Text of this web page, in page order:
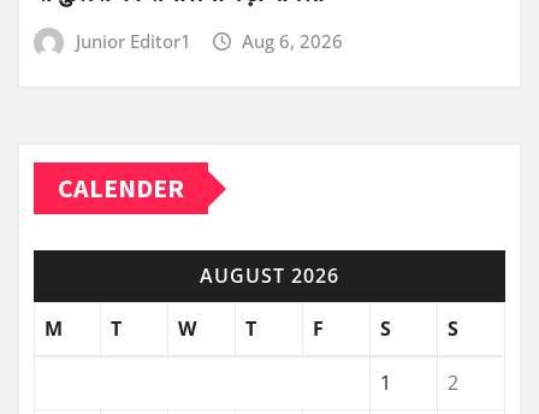
Junior Editor1 Aug 6, 2026
CALENDER
AUGUST 2026
M
T W T F S S
1
2